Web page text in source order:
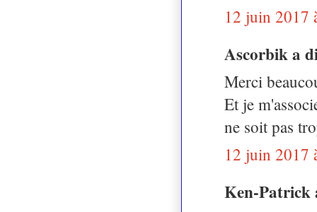
12 juin 2017
Ascorbik a
Merci
Et je
ne soit pas
12 juin 2017
Ken-